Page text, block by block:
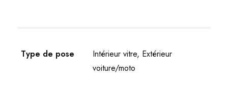
Type de pose
Intérieur vitre, Extérieur
voiture/moto